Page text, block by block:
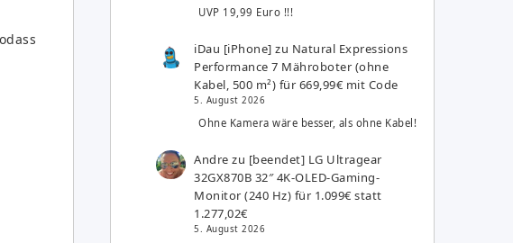
UVP 19,99 Euro !!!
iDau [iPhone] zu Natural Expressions
Performance 7 Mähroboter (ohne
Kabel, 500 m²) für 669,99€ mit Code
5. August 2026
Ohne Kamera wäre besser, als ohne Kabel!
Andre zu [beendet] LG Ultragear
32GX870B 32″ 4K-OLED-Gaming-
Monitor (240 Hz) für 1.099€ statt
1.277,02€
5. August 2026